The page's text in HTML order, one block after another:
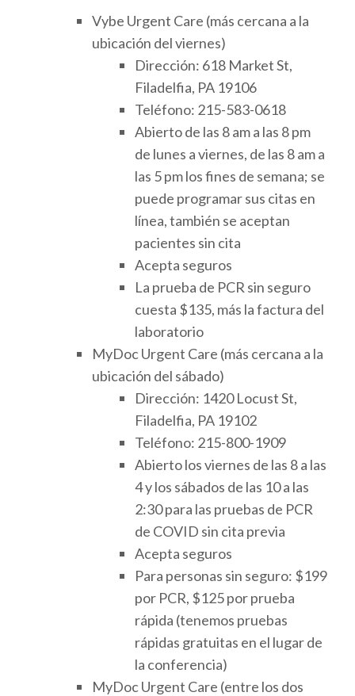
Vybe Urgent Care (más cercana a la
ubicación del viernes)
Dirección: 618 Market St,
Filadelfia, PA 19106
Teléfono: 215-583-0618
Abierto de las 8 am a las 8 pm
de lunes a viernes, de las 8 am a
las 5 pm los fines de semana; se
puede programar sus citas en
línea, también se aceptan
pacientes sin cita
Acepta seguros
La prueba de PCR sin seguro
cuesta $135, más la factura del
laboratorio
MyDoc Urgent Care (más cercana a la
ubicación del sábado)
Dirección: 1420 Locust St,
Filadelfia, PA 19102
Teléfono: 215-800-1909
Abierto los viernes de las 8 a las
4 y los sábados de las 10 a las
2:30 para las pruebas de PCR
de COVID sin cita previa
Acepta seguros
Para personas sin seguro: $199
por PCR, $125 por prueba
rápida (tenemos pruebas
rápidas gratuitas en el lugar de
la conferencia)
MyDoc Urgent Care (entre los dos